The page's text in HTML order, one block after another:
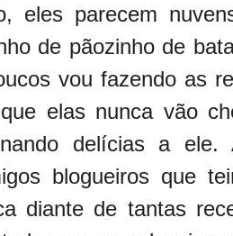
eles parecem
de pãozinho de
vou fazendo as
elas nunca vão
delícias a
blogueiros que
diante de tantas